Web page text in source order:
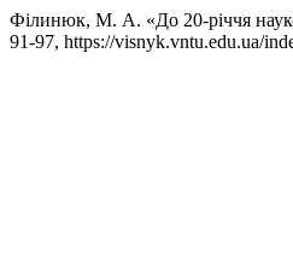
Філинюк, М. А. «До 20-річчя
91-97, https://visnyk.vntu.edu.ua/